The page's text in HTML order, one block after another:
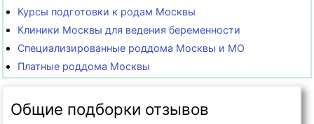
Курсы подготовки к родам Москвы
Клиники Москвы для ведения беременности
Специализированные роддома Москвы и МО
Платные роддома Москвы
Общие подборки отзывов